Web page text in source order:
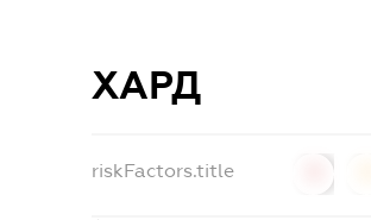
ХАРД
riskFactors.title